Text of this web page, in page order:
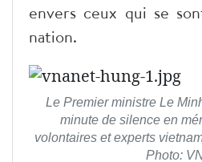
envers ceux qui se
nation.
Le Premier ministre Le
minute de silence en
volontaires et experts
Photo: